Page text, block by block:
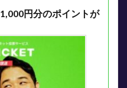
1,000円分のポイントが